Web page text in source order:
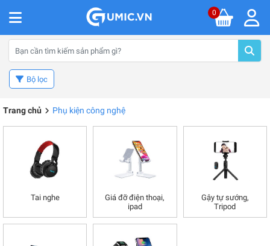
0
Bộ lọc
Trang chủ Phụ kiện công nghệ
Tai nghe
Giá đỡ điện thoại,
ipad
Gậy tự sướng,
Tripod